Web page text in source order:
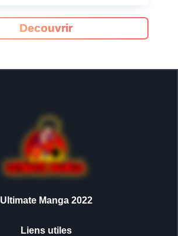
Decouvrir
Ultimate Manga 2022
Liens utiles